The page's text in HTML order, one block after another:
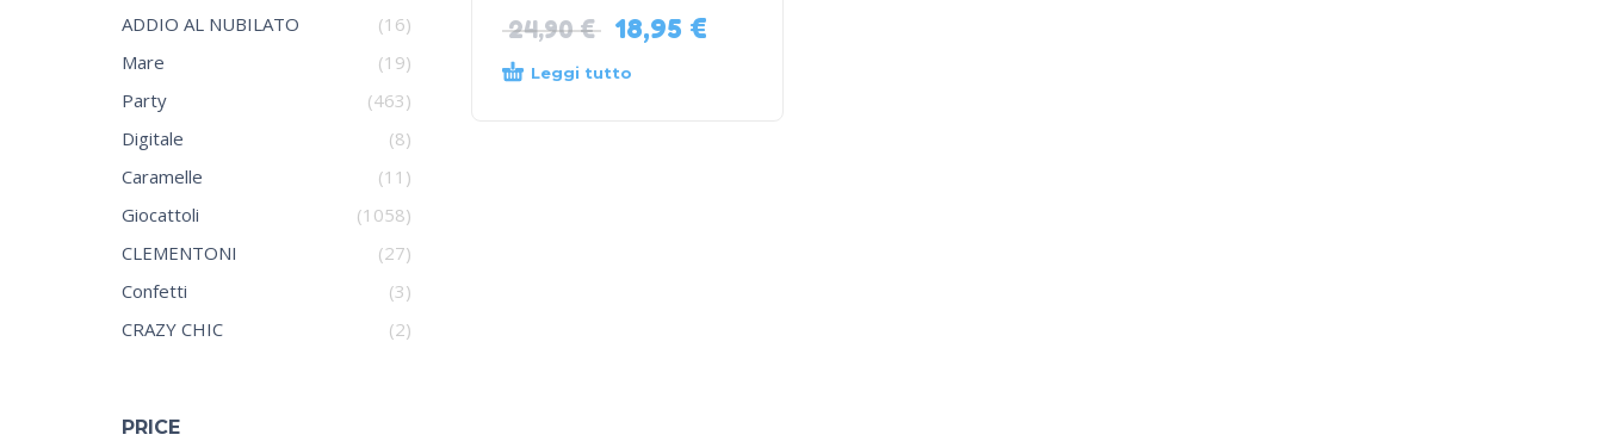
ADDIO AL NUBILATO
(16)
Mare
(19)
Party
(463)
Digitale
(8)
Caramelle
(11)
Giocattoli
(1058)
CLEMENTONI
(27)
Confetti
(3)
CRAZY CHIC
(2)
PRICE
24,90€ 18,95 €
Leggi tutto